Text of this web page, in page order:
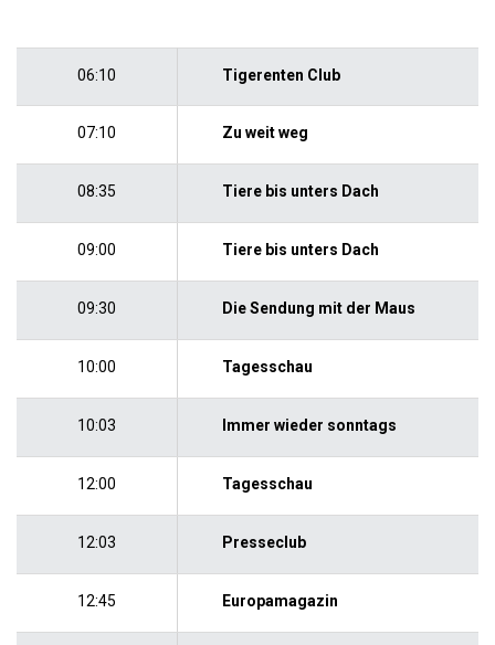
06:10 Tigerenten Club
07:10 Zu weit weg
08:35 Tiere bis unters Dach
09:00 Tiere bis unters Dach
09:30 Die Sendung mit der Maus
10:00 Tagesschau
10:03 Immer wieder sonntags
12:00 Tagesschau
12:03 Presseclub
12:45 Europamagazin